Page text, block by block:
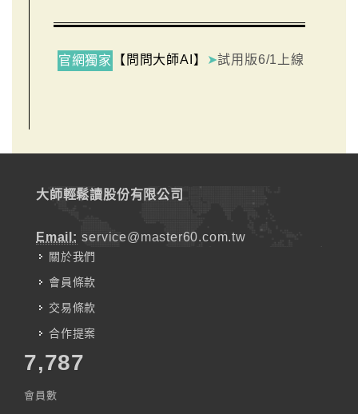
官網獨家 【問問大師AI】 ➤試用版6/1上線
大師輕鬆讀股份有限公司
Email: service@master60.com.tw
關於我們
會員條款
交易條款
合作提案
7,787
會員數